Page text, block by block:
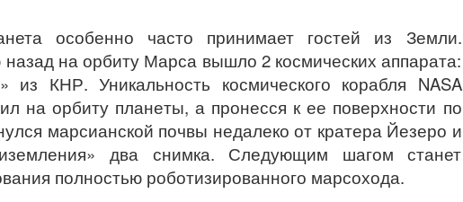
особенно часто принимает гостей из Земли.
назад на орбиту Марса вышло 2 космических аппарата:
КНР. Уникальность космического корабля NASA
на орбиту планеты, а пронесся к ее поверхности по
марсианской почвы недалеко от кратера Йезеро и
два снимка. Следующим шагом станет
полностью роботизированного марсохода.